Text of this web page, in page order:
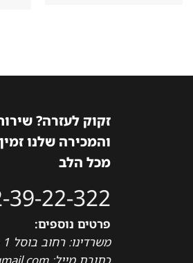
זקוק לעזרה?
והמכירה שלנו
מכל הלב
39-22-322
פרטים נוספים:
משרדינו: רחוב בוסל 1 חולון
כתובת מייל: m4aisrael@gmail.com